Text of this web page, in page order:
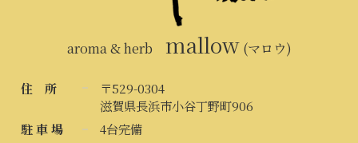
aroma & herb mallow(マロウ)
住 所
〒529-0304
滋賀県長浜市小谷丁野町906
駐 車 場
4台完備